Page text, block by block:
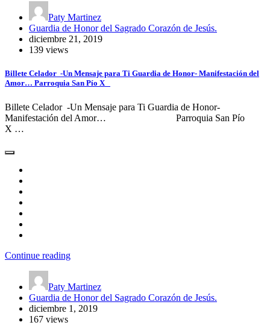
Paty Martinez
Guardia de Honor del Sagrado Corazón de Jesús.
diciembre 21, 2019
139 views
Billete Celador -Un Mensaje para Ti Guardia de Honor- Manifestación del
Amor… Parroquia San Pío X
Billete Celador -Un Mensaje para Ti Guardia de Honor-
Manifestación del Amor… Parroquia San Pío
X …
Continue reading
Paty Martinez
Guardia de Honor del Sagrado Corazón de Jesús.
diciembre 1, 2019
167 views